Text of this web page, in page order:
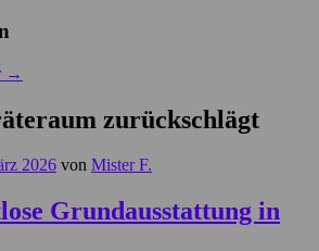
→
zurückschlägt
2026 von Mister F.